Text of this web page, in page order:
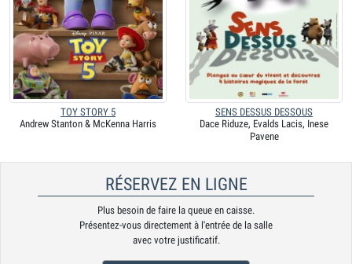
TOY STORY 5
Andrew Stanton & McKenna Harris
SENS DESSUS DESSOUS
Dace Riduze, Evalds Lacis, Inese
Pavene
RÉSERVEZ EN LIGNE
Plus besoin de faire la queue en caisse.
Présentez-vous directement à l'entrée de la salle
avec votre justificatif.